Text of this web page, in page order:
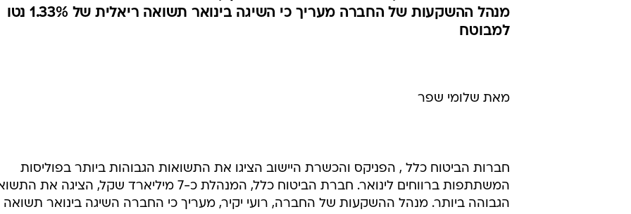
מנהל ההשקעות של החברה מעריך כי השיגה בינואר תשואה ריאלית של 1.33% נטו
למבוטח
מאת שלומי שפר
חברות הביטוח כלל , הפניקס והכשרת היישוב הציגו את התשואות הגבוהות ביותר בפוליסות
המשתתפות ברווחים לינואר. חברת הביטוח כלל, המנהלת כ-7 מיליארד שקל, הציגה את
הגבוהה ביותר. מנהל ההשקעות של החברה, רועי יקיר, מעריך כי החברה השיגה בינואר תשואה